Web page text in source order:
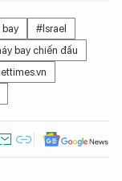
bay
#Israel
bay chiến đấu